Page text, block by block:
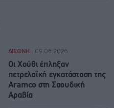
ΔΙΕΘΝΗ 09.08.2026
Οι Χούθι έπληξαν
πετρελαϊκή εγκατάσταση της
Aramco στη Σαουδική
Αραβία